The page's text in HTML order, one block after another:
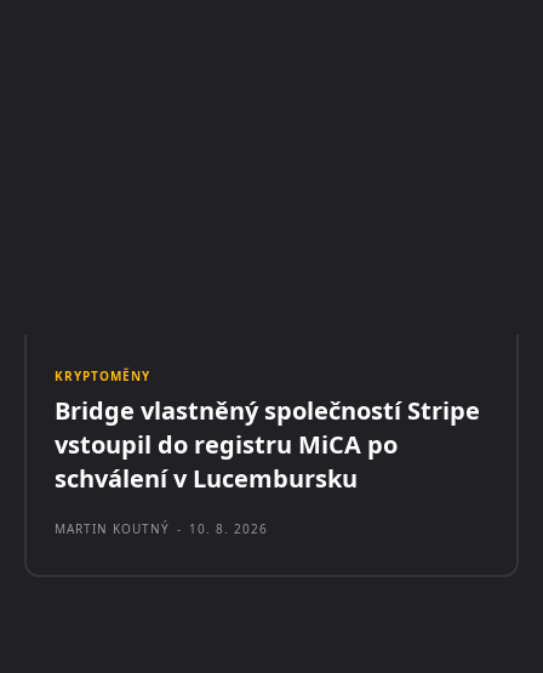
KRYPTOMĚNY
Bridge vlastněný společností Stripe
vstoupil do registru MiCA po
schválení v Lucembursku
MARTIN KOUTNÝ - 10. 8. 2026